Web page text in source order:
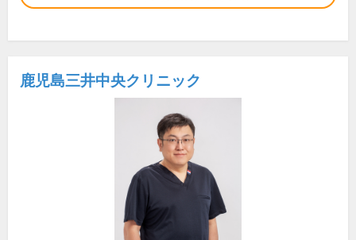
鹿児島三井中央クリニック